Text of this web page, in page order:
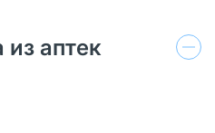
из аптек